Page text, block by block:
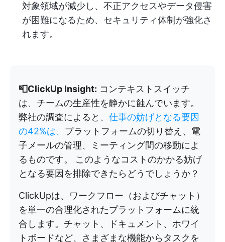
対象領域が減少し、不正アクセスやデータ侵害
が困難になるため、セキュリティ体制が強化さ
れます。
📮ClickUp Insight: コンテキストスイッチ
は、チームの生産性を静かに蝕んでいます。
弊社の調査によると、 仕事の妨げとなる要因
の42%は、 プラットフォームの切り替え、電
子メールの管理、ミーティング間の移動によ
るものです。 このようなコストのかかる妨げ
となる要因を排除できたらどうでしょうか？
ClickUpは、ワークフロー（およびチャット）
を単一の合理化されたプラットフォームに統
合します。チャット、ドキュメント、ホワイ
トボードなど、さまざまな機能からタスクを